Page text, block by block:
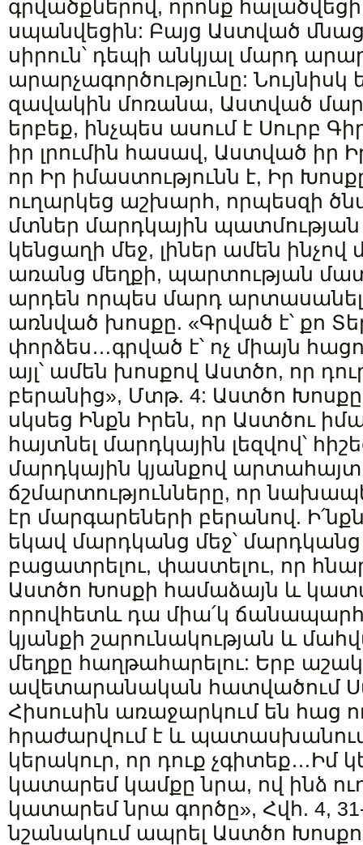
գրվածքներով, որոնք
սպանվեցին: Բայց Աստված
սիրուն՝ դեպի անկյալ մարդ
արարչագործությունը: Նույնիսկ
զավակին մոռանա, Աստված
երբեք, ինչպես ասում է Սուրբ
իր լրումին հասավ, Աստված իր
որ Իր իմաստությունն է, Իր
ուղարկեց աշխարհ, որպեսզի
մտներ մարդկային պատմության
կենցաղի մեջ, լիներ ամեն ինչով
առանց մեղքի, պարտության
արդեն որպես մարդ
առնված խոսքը. «Գրված է՝ քո
փորձես…գրված է՝ ոչ միայն
այլ՝ ամեն խոսքով Աստծո, որ
բերանից», Մտթ. 4: Աստծո
սկսեց Ինքն Իրեն, որ Աստծու
հայտնել մարդկային լեզվով՝
մարդկային կյանքով
ճշմարտությունները, որ
էր մարգարեների բերանով.
եկավ մարդկանց մեջ՝ մարդկանց
բացատրելու, փաստելու, որ
Աստծո Խոսքի համաձայն և
որովհետև դա միա՛կ
կյանքի շարունակության և
մեղքը հաղթահարելու: Երբ
ավետարանական հատվածում
Հիսուսին առաջարկում են հաց
հրաժարվում է և պատասխանում.
կերակուր, որ դուք չգիտեք…Իմ
կատարեմ կամքը նրա, ով ինձ
կատարեմ նրա գործը», Հվհ. 4,
նշանակում ապրել Աստծո